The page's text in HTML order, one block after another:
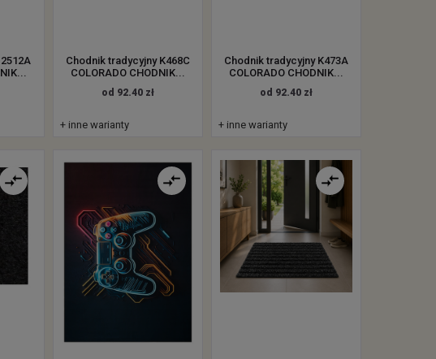
Chodnik tradycyjny K468C
COLORADO CHODNIK...
od 92.40 zł
+ inne warianty
Chodnik tradycyjny K473A
COLORADO CHODNIK...
od 92.40 zł
+ inne warianty